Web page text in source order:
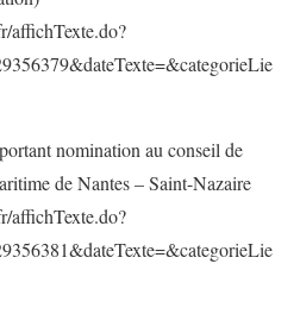
affichTexte.do?
nomination au conseil de
de Nantes – Saint-Nazaire
affichTexte.do?